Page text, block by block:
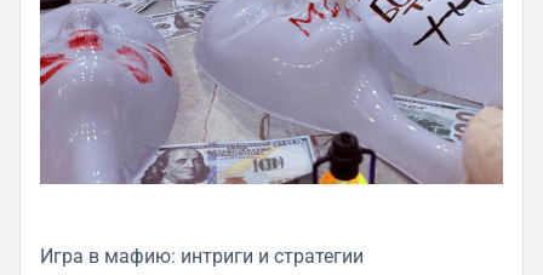
Игра в мафию: интриги и стратегии